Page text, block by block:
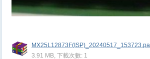
3.91 MB, 下載次數: 1